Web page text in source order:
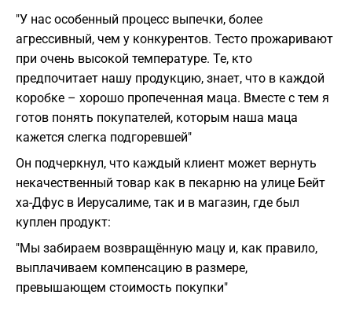
"У нас особенный процесс выпечки, более
агрессивный, чем у конкурентов. Тесто прожаривают
при очень высокой температуре. Те, кто
предпочитает нашу продукцию, знает, что в каждой
коробке – хорошо пропеченная маца. Вместе с тем я
готов понять покупателей, которым наша маца
кажется слегка подгоревшей"
Он подчеркнул, что каждый клиент может вернуть
некачественный товар как в пекарню на улице Бейт
ха-Дфус в Иерусалиме, так и в магазин, где был
куплен продукт:
"Мы забираем возвращённую мацу и, как правило,
выплачиваем компенсацию в размере,
превышающем стоимость покупки"